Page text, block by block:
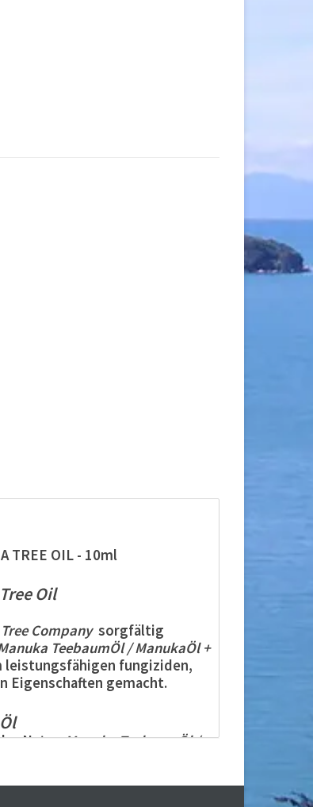
TREE OIL - 10ml
Oil
Tree Company sorgfältig
TeebaumÖl / ManukaÖl +
fungiziden,
Eigenschaften gemacht.
Natur.ManukaTeebaumÖl /